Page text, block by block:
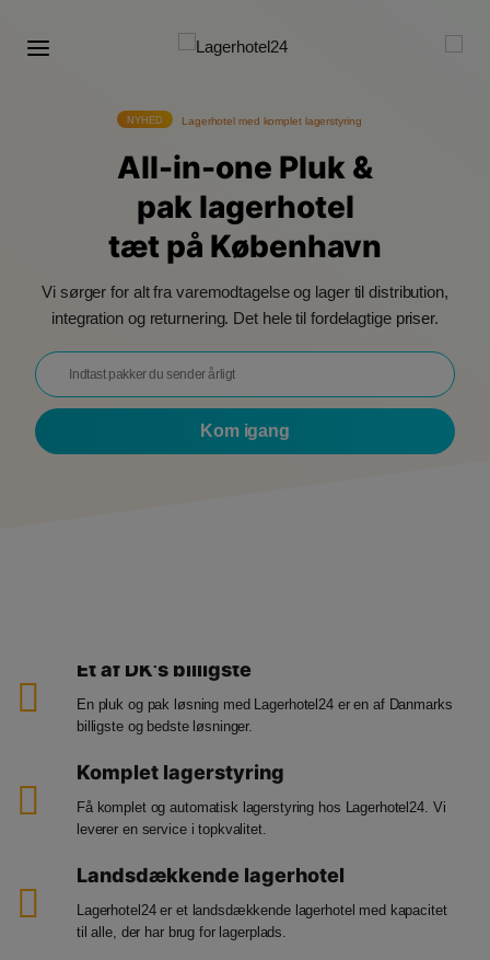
NYHED Lagerhotel med komplet lagerstyring
All-in-one Pluk &
pak lagerhotel
tæt på København
Vi sørger for alt fra varemodtagelse og lager til distribution,
integration og returnering. Det hele til fordelagtige priser.
Kom igang
Et af DK's billigste
En pluk og pak løsning med Lagerhotel24 er en af Danmarks
billigste og bedste løsninger.
Komplet lagerstyring
Få komplet og automatisk lagerstyring hos Lagerhotel24. Vi
leverer en service i topkvalitet.
Landsdækkende lagerhotel
Lagerhotel24 er et landsdækkende lagerhotel med kapacitet
til alle, der har brug for lagerplads.